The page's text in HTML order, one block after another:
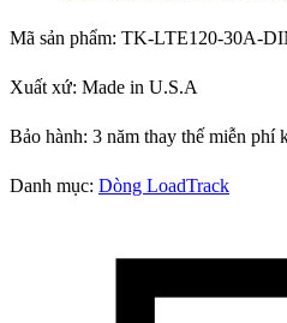
Mã sản phẩm: TK-LTE120-30A-
Xuất xứ: Made in U.S.A
Bảo hành: 3 năm thay thế miễn phí
Danh mục: Dòng LoadTrack